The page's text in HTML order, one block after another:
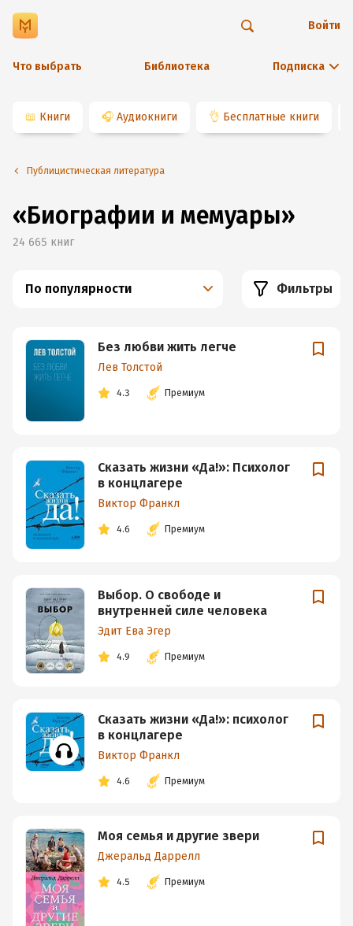
Что выбрать Библиотека Подписка
Войти
📖 Книги 🎧 Аудиокниги 👌 Бесплатные книги
Публицистическая литература
«Биографии и мемуары»
24 665 книг
По популярности Фильтры
Без любви жить легче
Лев Толстой
4.3 Премиум
Сказать жизни «Да!»: Психолог
в концлагере
Виктор Франкл
4.6 Премиум
Выбор. О свободе и
внутренней силе человека
Эдит Ева Эгер
4.9 Премиум
Сказать жизни «Да!»: психолог
в концлагере
Виктор Франкл
4.6 Премиум
Моя семья и другие звери
Джеральд Даррелл
4.5 Премиум